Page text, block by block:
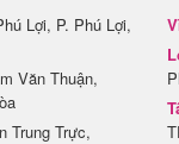
Lợi, P. Phú Lợi,
Văn Thuận,
Trung Trực,